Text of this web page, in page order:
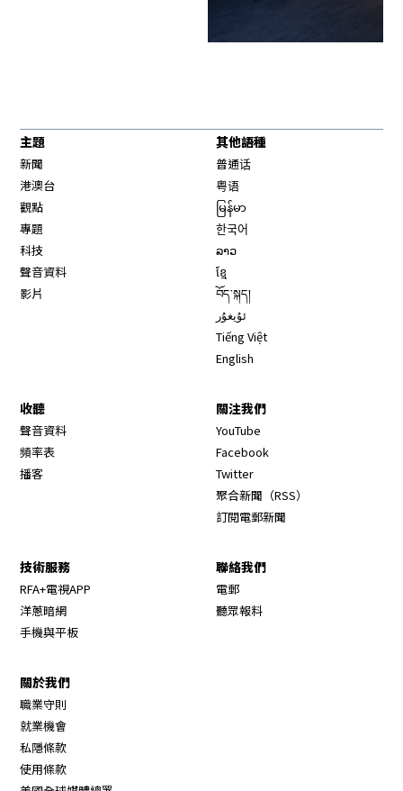
主題
新聞
港澳台
觀點
專題
科技
聲音資料
影片
其他語種
普通话
粤语
မြန်မာ
한국어
ລາວ
ខ្មែ
བོད་སྐད།
ئۇيغۇر
Tiếng Việt
English
收聽
聲音資料
頻率表
播客
關注我們
YouTube
Facebook
Twitter
聚合新聞（RSS）
訂閱電郵新聞
技術服務
RFA+電視APP
洋蔥暗網
手機與平板
聯絡我們
電郵
聽眾報料
關於我們
職業守則
就業機會
私隱條款
使用條款